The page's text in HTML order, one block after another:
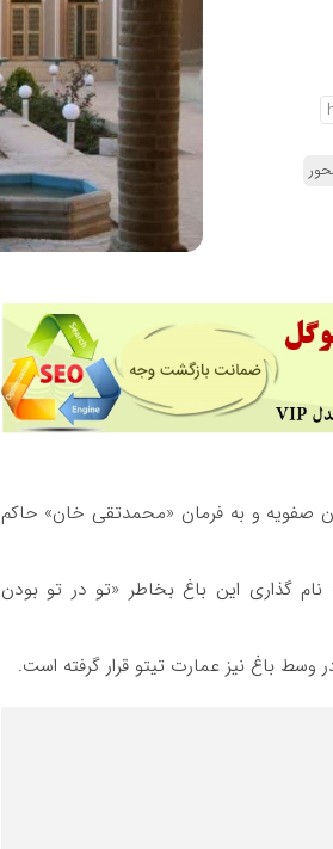
صفویه و به فرمان «محمدتقی خان» حاکم
گذاری این باغ بخاطر «تو در تو بودن
باغ نیز عمارت تیتو قرار گرفته است.